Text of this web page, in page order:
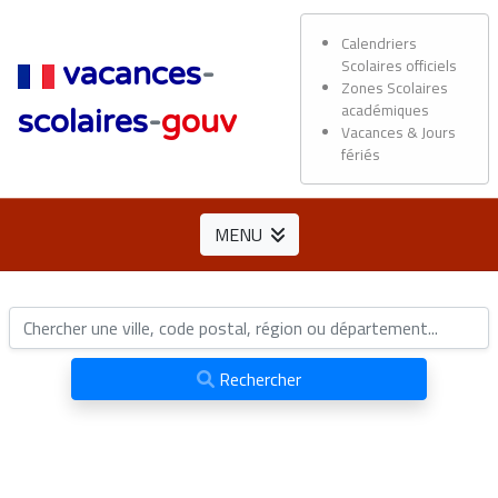
vacances-
scolaires-gouv
Calendriers
Scolaires officiels
Zones Scolaires
académiques
Vacances & Jours
fériés
MENU
Rechercher